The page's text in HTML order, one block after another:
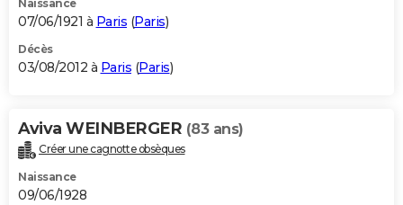
Naissance
07/06/1921 à Paris (Paris)
Décès
03/08/2012 à Paris (Paris)
Aviva WEINBERGER (83 ans)
Créer une cagnotte obsèques
Naissance
09/06/1928